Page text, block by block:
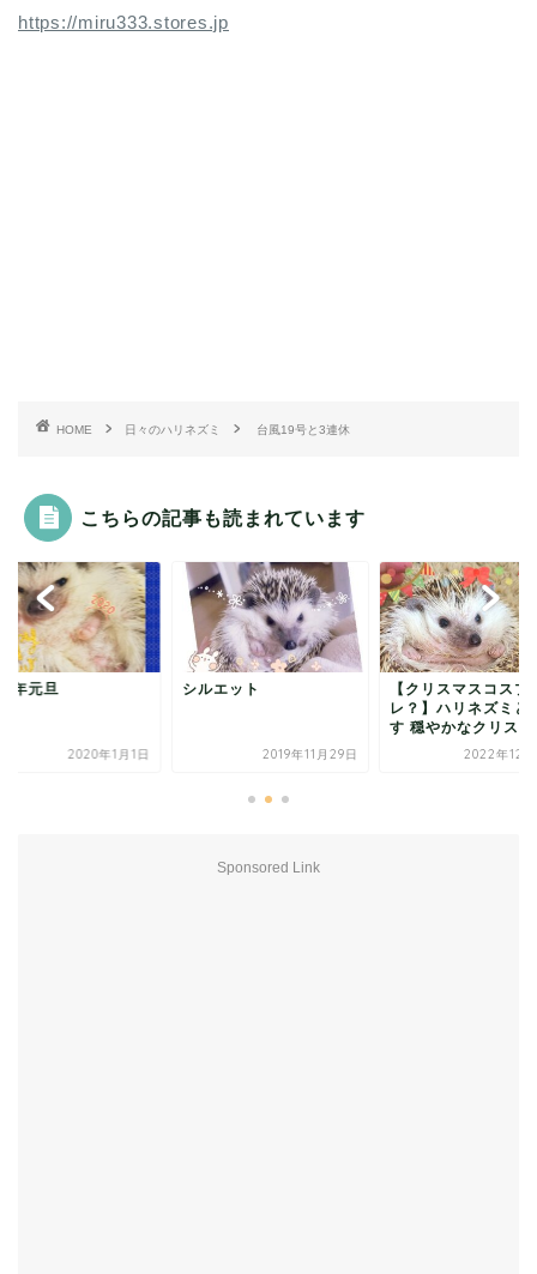
https://miru333.stores.jp
HOME 日々のハリネズミ 台風19号と3連休
こちらの記事も読まれています
年元旦
2020年1月1日
シルエット
2019年11月29日
【クリスマスコスプ
レ？】ハリネズミと
す 穏やかなクリスマ
2022年12
Sponsored Link